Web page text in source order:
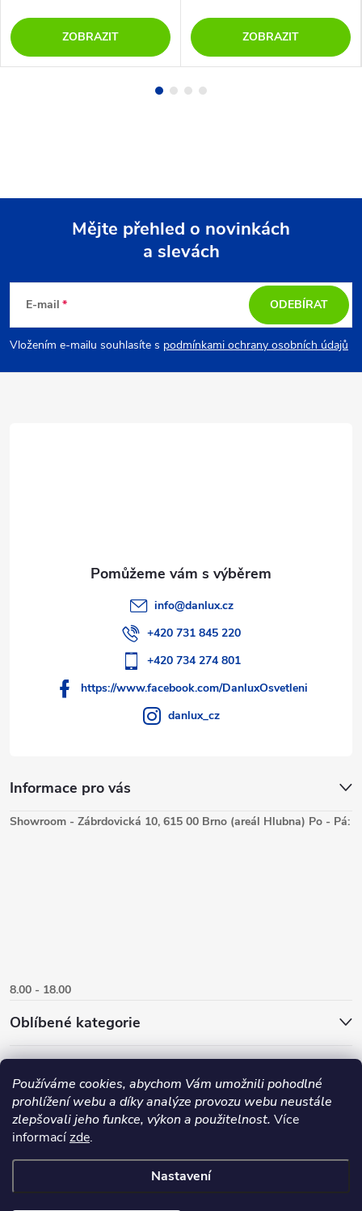
Používáme cookies, abychom Vám umožnili pohodlné
prohlížení webu a díky analýze provozu webu neustále
zlepšovali jeho funkce, výkon a použitelnost. Více
informacízde.
Nastavení
ZOBRAZIT ZOBRAZIT
p
Mějte přehled o novinkách
a slevách
E-mail
Vložením e-mailu souhlasíte s podmínkami ochrany osobních údajů
ODEBÍRAT
Informace pro vás
info@danlux.cz
+420 731 845 220
+420 734 274 801
https://www.facebook.com/DanluxOsvetleni
danlux_cz
Showroom - Zábrdovická 10, 615 00 Brno (areál Hlubna) Po - Pá:
8.00 - 18.00
Oblíbené kategorie
Copyright 2026